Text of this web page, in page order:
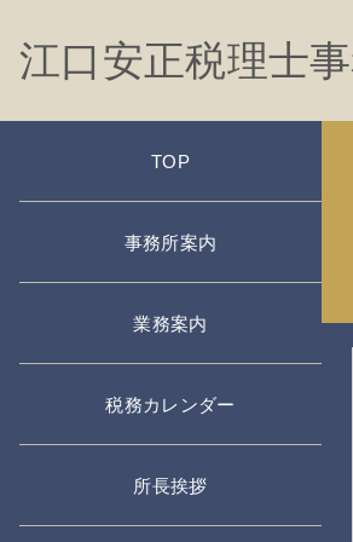
江口安正税理士
TOP
事務所案内
業務案内
税務カレンダー
所長挨拶